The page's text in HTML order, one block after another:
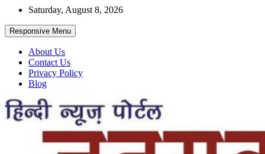
Skip
content
Saturday, August 8, 2026
Responsive Menu
About Us
Contact Us
Privacy Policy
Blog